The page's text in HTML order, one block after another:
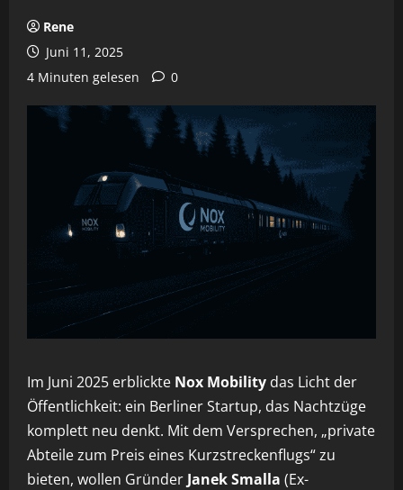
Rene
Juni 11, 2025
4 Minuten gelesen
0
Im Juni 2025 erblickte Nox Mobility das Licht der
Öffentlichkeit: ein Berliner Startup, das Nachtzüge
komplett neu denkt. Mit dem Versprechen, „private
Abteile zum Preis eines Kurzstreckenflugs“ zu
bieten, wollen Gründer Janek Smalla (Ex-